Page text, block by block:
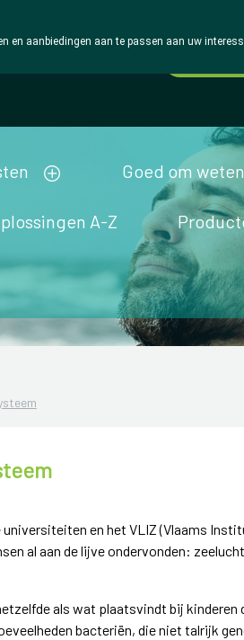
Goed om weten
A-Z
en het VLIZ (Vlaams
al aan de lijve ondervonden:
als wat plaatsvindt bij kinderen
bacteriën, die niet talrijk
aanbiedingen aan te passen aan uw